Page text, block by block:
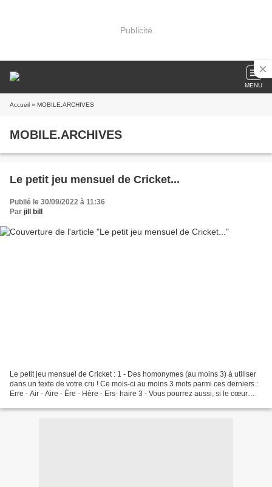
Publicité
MENU
Accueil » MOBILE.ARCHIVES
MOBILE.ARCHIVES
Le petit jeu mensuel de Cricket...
Publié le 30/09/2022 à 11:36
Par jill bill
Le petit jeu mensuel de Cricket : 1 - Des homonymes (au moins 3) à utiliser
dans un texte de votre cru ! Ce mois-ci au moins 3 mots parmi ces derniers :
Erre - Air - Aire - Ère - Hère - Ers- haire 3 - Vous pourrez aussi, si le cœur